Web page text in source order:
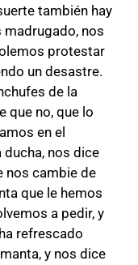
también hay
madrugado, nos
protestar
un desastre.
de la
que no, que lo
en el
nos dice
nos cambie de
que le hemos
a pedir, y
refrescado
y nos dice